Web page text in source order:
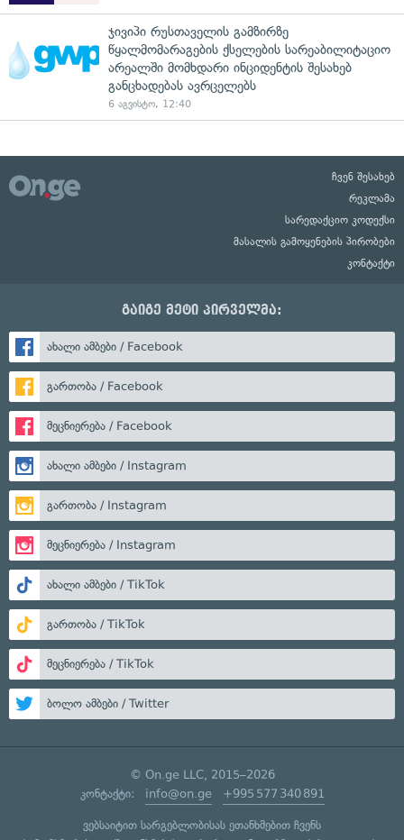
ჯივიპი რუსთაველის გამზირზე
წყალმომარაგების ქსელების სარეაბილიტაციო
არეალში მომხდარი ინციდენტის შესახებ
განცხადებას ავრცელებს
6 აგვისტო, 12:40
ჩვენ შესახებ
რეკლამა
სარედაქციო კოდექსი
მასალის გამოყენების პირობები
კონტაქტი
გაიგე მეტი პირველმა:
ახალი ამბები / Facebook
გართობა / Facebook
მეცნიერება / Facebook
ახალი ამბები / Instagram
გართობა / Instagram
მეცნიერება / Instagram
ახალი ამბები / TikTok
გართობა / TikTok
მეცნიერება / TikTok
ბოლო ამბები / Twitter
© On.ge LLC, 2015–2026
კონტაქტი: info@on.ge +995 577 340 891
ვებსაიტით სარგებლობისას ეთანხმებით ჩვენს